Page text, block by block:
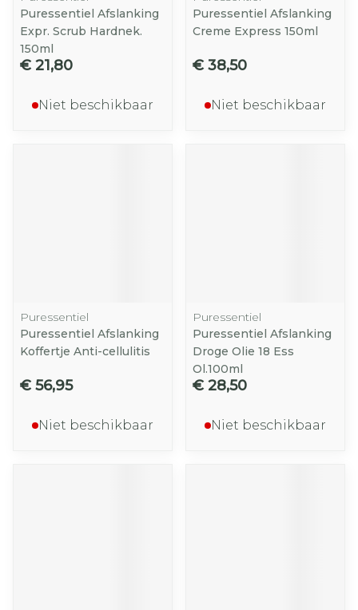
Puressentiel Afslanking
Expr. Scrub Hardnek.
150ml
€ 21,80
Niet beschikbaar
Puressentiel Afslanking
Creme Express 150ml
€ 38,50
Niet beschikbaar
Puressentiel
Puressentiel Afslanking
Koffertje Anti-cellulitis
€ 56,95
Niet beschikbaar
Puressentiel
Puressentiel Afslanking
Droge Olie 18 Ess
Ol.100ml
€ 28,50
Niet beschikbaar